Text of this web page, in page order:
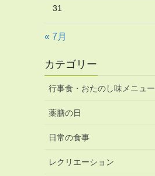
31
« 7月
カテゴリー
行事食・おたのし味メニュー
薬膳の日
日常の食事
レクリエーション